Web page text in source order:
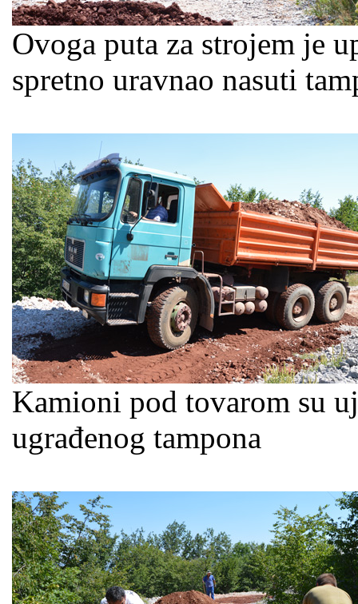
Ovoga puta za strojem je
spretno uravnao nasuti
Kamioni pod tovarom su
ugrađenog tampona